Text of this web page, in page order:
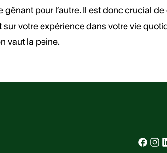
pour l’autre. Il est donc crucial
votre expérience dans votre vie
vaut la peine.